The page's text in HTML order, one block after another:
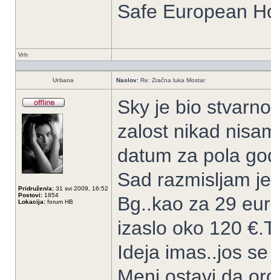
Safe European
Vrh
Urbana Naslov: Re: Zračna luka Mostar
Pridružen/a: 31 svi 2009, 16:52
Postovi: 1854
Lokacija: forum HB
Sky je bio
zalost nikad
datum za pola
Sad razmisljam
Bg..kao za 29
izaslo oko 120
Ideja imas..jos